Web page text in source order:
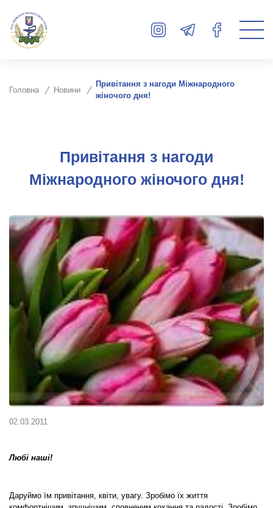
Головна Новини
Привітання з нагоди Міжнародного
жіночого дня!
Привітання з нагоди
Міжнародного жіночого дня!
02.03.2011
Любі наші!
Даруймо їм привітання, квіти, увагу. Зробімо їх життя